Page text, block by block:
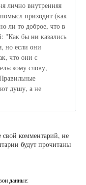
лично внутренняя
приходит (как
ли то доброе, что в
"Как бы ни казались
но если они
что они с
слову,
душу, а не
свой комментарий, не
будут прочитаны
данные: